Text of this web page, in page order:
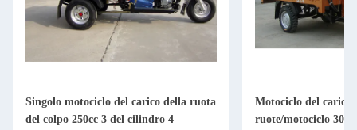
Singolo motociclo del carico della ruota
del colpo 250cc 3 del cilindro 4
Motociclo del carico
ruote/motociclo